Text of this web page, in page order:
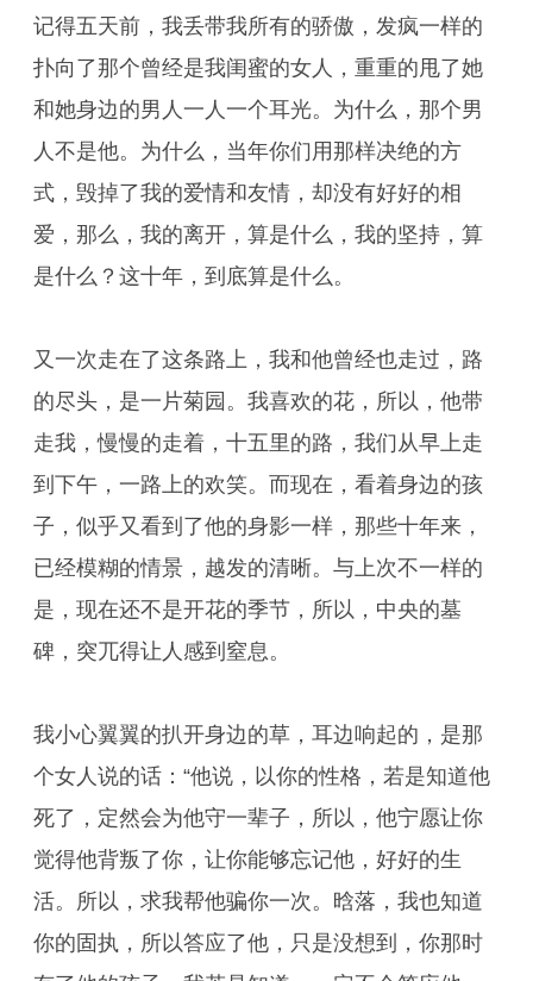
记得五天前，我丢带我所有的骄傲，发疯一样的
扑向了那个曾经是我闺蜜的女人，重重的甩了她
和她身边的男人一人一个耳光。为什么，那个男
人不是他。为什么，当年你们用那样决绝的方
式，毁掉了我的爱情和友情，却没有好好的相
爱，那么，我的离开，算是什么，我的坚持，算
是什么？这十年，到底算是什么。
又一次走在了这条路上，我和他曾经也走过，路
的尽头，是一片菊园。我喜欢的花，所以，他带
走我，慢慢的走着，十五里的路，我们从早上走
到下午，一路上的欢笑。而现在，看着身边的孩
子，似乎又看到了他的身影一样，那些十年来，
已经模糊的情景，越发的清晰。与上次不一样的
是，现在还不是开花的季节，所以，中央的墓
碑，突兀得让人感到窒息。
我小心翼翼的扒开身边的草，耳边响起的，是那
个女人说的话：“他说，以你的性格，若是知道他
死了，定然会为他守一辈子，所以，他宁愿让你
觉得他背叛了你，让你能够忘记他，好好的生
活。所以，求我帮他骗你一次。晗落，我也知道
你的固执，所以答应了他，只是没想到，你那时